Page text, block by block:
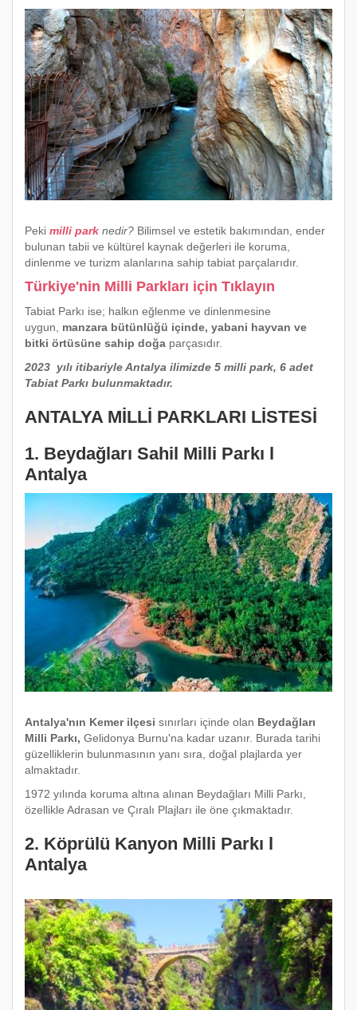
Peki milli park nedir? Bilimsel ve estetik bakımından, ender
bulunan tabii ve kültürel kaynak değerleri ile koruma,
dinlenme ve turizm alanlarına sahip tabiat parçalarıdır.
Türkiye'nin Milli Parkları için Tıklayın
Tabiat Parkı ise; halkın eğlenme ve dinlenmesine
uygun,
manzara bütünlüğü içinde, yabani hayvan ve
bitki örtüsüne sahip doğa parçasıdır.
2023 yılı itibariyle Antalya ilimizde 5 milli park, 6 adet
Tabiat Parkı bulunmaktadır.
ANTALYA MİLLİ PARKLARI LİSTESİ
1. Beydağları Sahil Milli Parkı l
Antalya
Antalya'nın Kemer ilçesi sınırları içinde olan Beydağları
Milli Parkı, Gelidonya Burnu'na kadar uzanır. Burada tarihi
güzelliklerin bulunmasının yanı sıra, doğal plajlarda yer
almaktadır.
1972 yılında koruma altına alınan Beydağları Milli Parkı,
özellikle Adrasan ve Çıralı Plajları ile öne çıkmaktadır.
2. Köprülü Kanyon Milli Parkı l
Antalya